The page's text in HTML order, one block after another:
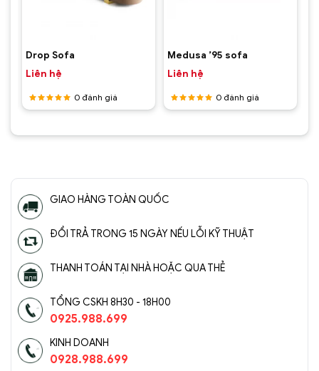
Drop Sofa
Liên hệ
Được
55 sao
0 đánh giá
Medusa ’95 sofa
Liên hệ
Được
55 sao
0 đánh giá
GIAO HÀNG TOÀN QUỐC
ĐỔI TRẢ TRONG 15 NGÀY NẾU LỖI KỸ THUẬT
THANH TOÁN TẠI NHÀ HOẶC QUA THẺ
TỔNG CSKH 8H30 - 18H00
0925.988.699
KINH DOANH
0928.988.699